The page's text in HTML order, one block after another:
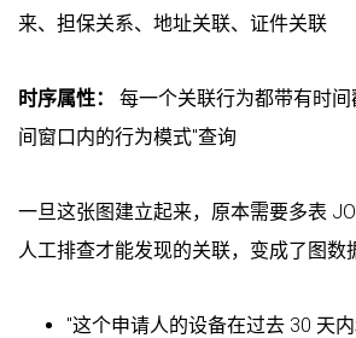
来、担保关系、地址关联、证件关联
时序属性：
每一个关联行为都带有时
间窗口内的行为模式"查询
一旦这张图建立起来，原本需要多表
人工排查才能发现的关联，变成了图数
"这个申请人的设备在过去 30 天